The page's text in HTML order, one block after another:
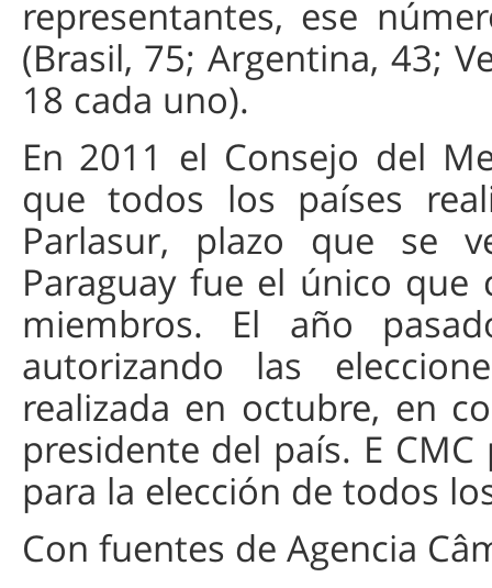
representantes, ese
(Brasil, 75; Argentina, 43;
18 cada uno).
En 2011 el Consejo del
que todos los países
Parlasur, plazo que se
Paraguay fue el único
miembros. El año
autorizando las
realizada en octubre, en
presidente del país. E
para la elección de todos
Con fuentes de Agencia